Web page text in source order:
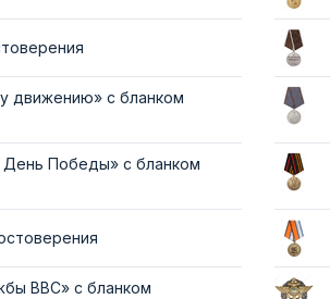
движению» с бланком
Победы» с бланком
ВВС» с бланком